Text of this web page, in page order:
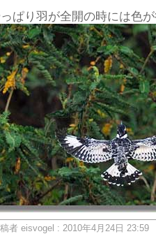
ぱり羽が全開の時には色
者 eisvogel : 2010年4月24日 23:59